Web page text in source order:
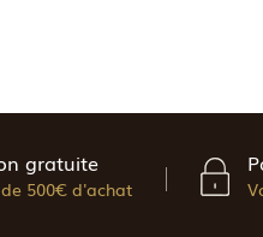
gratuite
500€ d'achat